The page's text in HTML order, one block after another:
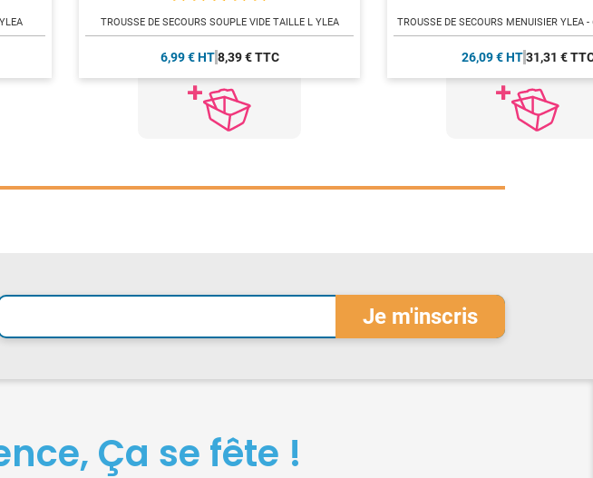
TROUSSE DE SECOURS SOUPLE VIDE TAILLE L YLEA
6,99 € HT 8,39 € TTC
TROUSSE DE SECOURS MENUISIER YLEA
26,09 € HT 31,31 €
Ça se fête !